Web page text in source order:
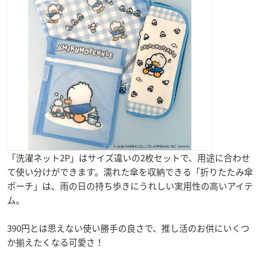
「洗濯ネット2P」はサイズ違いの2枚セットで、用途に合わせ
て使い分けができます。濡れた傘を収納できる「折りたたみ傘
ポーチ」は、雨の日の持ち歩きにうれしい実用性の高いアイテ
ム。
390円とは思えない使い勝手の良さで、推し活のお供にいくつ
か揃えたくなる可愛さ！